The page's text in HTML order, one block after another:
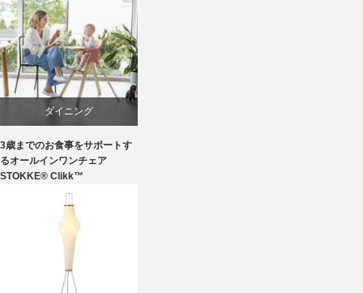
ダイニング
椅子
3歳までのお食事をサポートす
るオールインワンチェア
STOKKE® Clikk™